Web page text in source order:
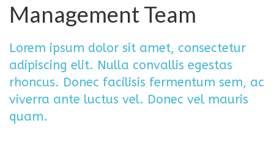
Management Team
Lorem ipsum dolor sit amet, consectetur
adipiscing elit. Nulla convallis egestas
rhoncus. Donec facilisis fermentum sem, ac
viverra ante luctus vel. Donec vel mauris
quam.